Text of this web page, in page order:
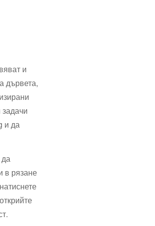
и
дървета,
и да
в рязане